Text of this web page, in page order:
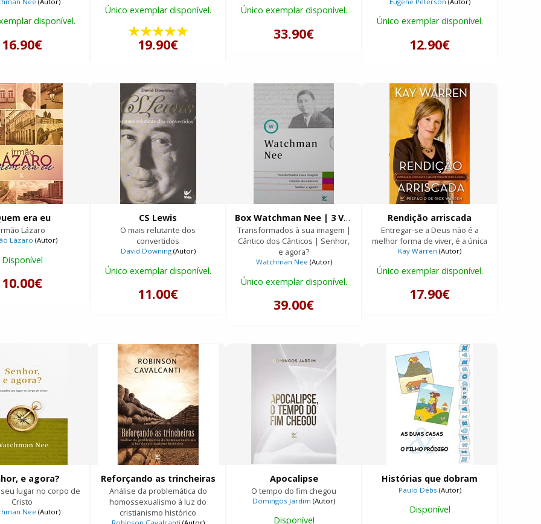
disponível.
16.90€
Único exemplar disponível.
19.90€
Único exemplar disponível.
33.90€
Único exemplar disponível.
12.90€
era eu
Lázaro
Lázaro (Autor)
Disponível
10.00€
CS Lewis
O mais relutante dos
convertidos
David Downing(Autor)
Único exemplar disponível.
11.00€
Box Watchman Nee | 3 Volumes
Transformados à sua imagem |
Cântico dos Cânticos | Senhor,
e agora?
Watchman Nee (Autor)
Único exemplar disponível.
39.00€
Rendição arriscada
Entregar-se a Deus não é a
melhor forma de viver, é a única
Kay Warren (Autor)
Único exemplar disponível.
17.90€
e agora?
lugar no corpo de
Cristo
Nee (Autor)
Reforçando as trincheiras
Análise da problemática do
homossexualismo à luz do
cristianismo histórico
Apocalipse
O tempo do fim chegou
Domingos Jardim (Autor)
Disponível
Histórias que dobram
Paulo Debs (Autor)
Disponível